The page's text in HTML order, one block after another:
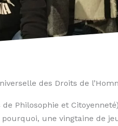
des Droits de
Philosophie et
une vingtaine de